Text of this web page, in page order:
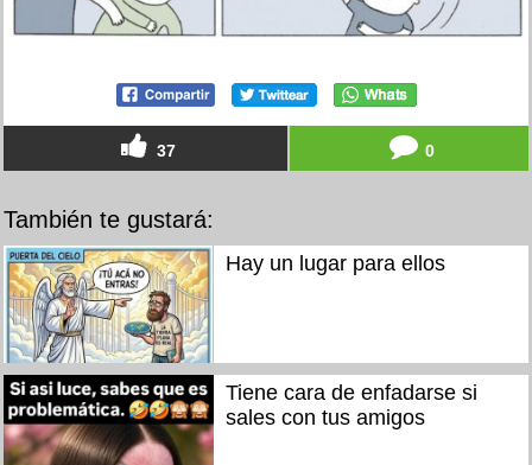
37 0
También te gustará:
Hay un lugar para ellos
Tiene cara de enfadarse si
sales con tus amigos